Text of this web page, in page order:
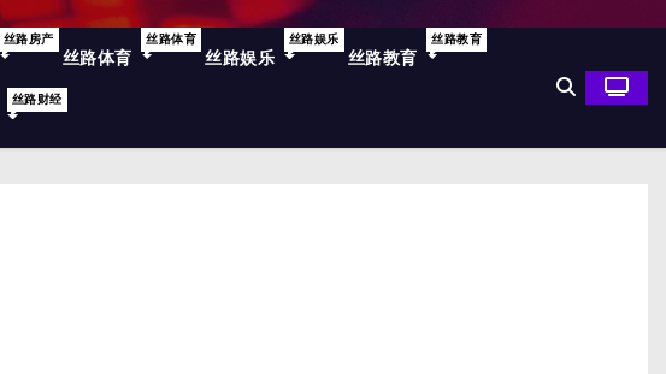
丝路房产
丝路体育
丝路体育
丝路娱乐
丝路娱乐
丝路教育
丝路教育
丝路财经